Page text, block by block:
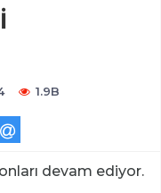
1.9B
devam ediyor.